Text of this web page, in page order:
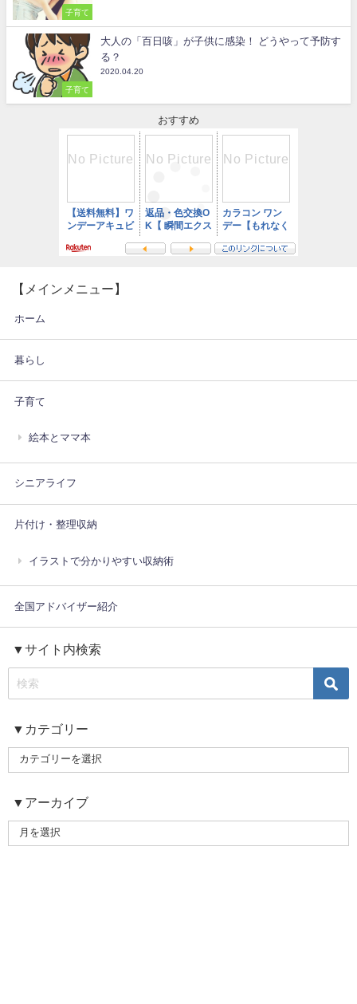
子育て
子育て
大人の「百日咳」が子供に感染！ どうやって予防す
る？
2020.04.20
おすすめ
【メインメニュー】
ホーム
暮らし
子育て
絵本とママ本
シニアライフ
片付け・整理収納
イラストで分かりやすい収納術
全国アドバイザー紹介
▼サイト内検索
▼カテゴリー
▼アーカイブ